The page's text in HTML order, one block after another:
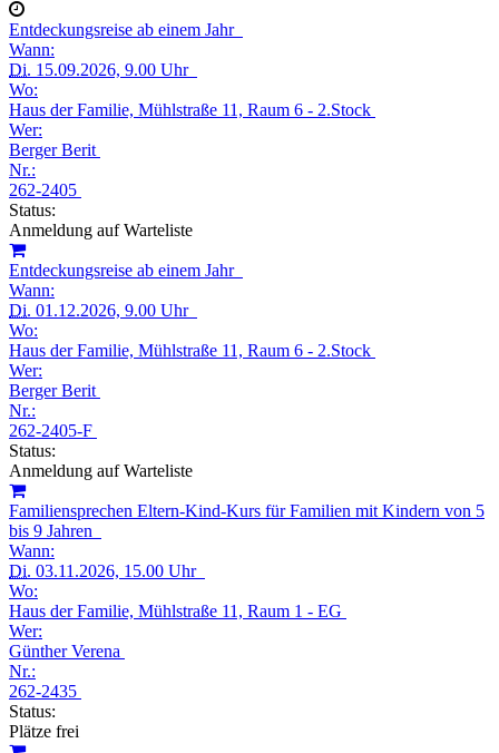
Entdeckungsreise ab einem Jahr
Wann:
Di. 15.09.2026, 9.00 Uhr
Wo:
Haus der Familie, Mühlstraße 11, Raum 6 - 2.Stock
Wer:
Berger Berit
Nr.:
262-2405
Status:
Anmeldung auf Warteliste
Entdeckungsreise ab einem Jahr
Wann:
Di. 01.12.2026, 9.00 Uhr
Wo:
Haus der Familie, Mühlstraße 11, Raum 6 - 2.Stock
Wer:
Berger Berit
Nr.:
262-2405-F
Status:
Anmeldung auf Warteliste
Familiensprechen Eltern-Kind-Kurs für Familien mit Kindern von 5
bis 9 Jahren
Wann:
Di. 03.11.2026, 15.00 Uhr
Wo:
Haus der Familie, Mühlstraße 11, Raum 1 - EG
Wer:
Günther Verena
Nr.:
262-2435
Status:
Plätze frei